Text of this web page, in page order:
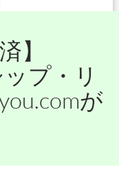
】
プ・リ
が